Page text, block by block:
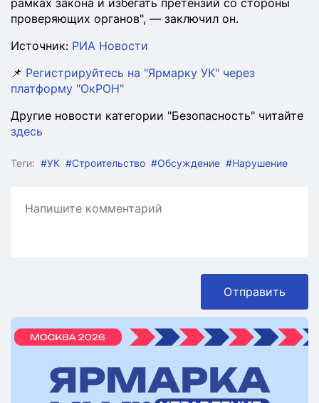
рамках закона и избегать претензий со стороны
проверяющих органов", — заключил он.
Источник: РИА Новости
📌 Регистрируйтесь на "Ярмарку УК" через
платформу "ОкРОН"
Другие новости категории "Безопасность" читайте
здесь
Теги: #УК #Строительство #Обсуждение #Нарушение
Отправить